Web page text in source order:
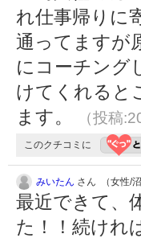
れ仕事帰りに
通ってますが
にコーチング
けてくれると
ます。
（投稿
このクチコミに
みいたん さん （女性/
最近できて、
た！！続けれ